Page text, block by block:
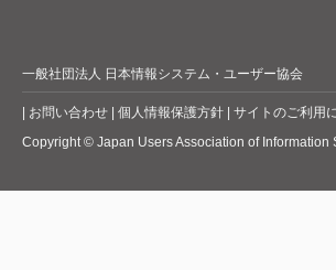
一般社団法人 日本情報システム・ユーザー協会
お問い合わせ 個人情報保護方針 サイトのご利用
Copyright © Japan Users Association of Information